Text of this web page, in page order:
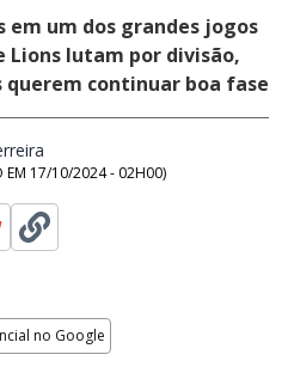
em um dos grandes jogos
Lions lutam por divisão,
querem continuar boa fase
EM 17/10/2024 - 02H00)
no Google